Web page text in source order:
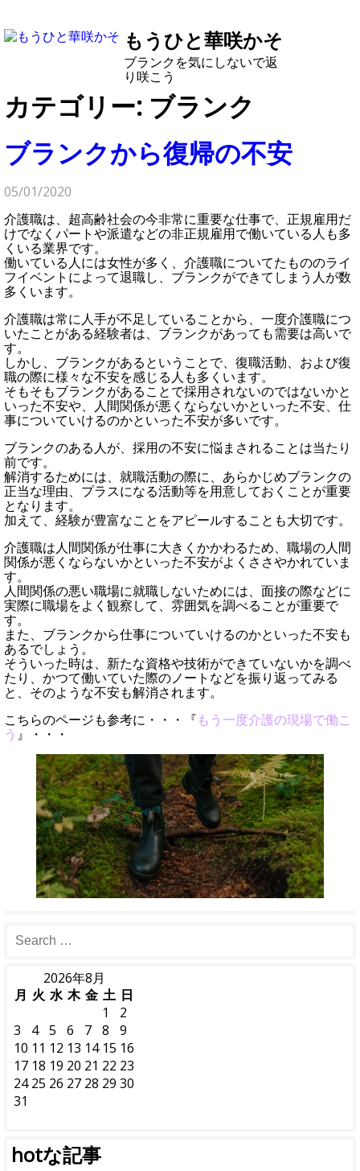
もうひと華咲かそ
ブランクを気にしないで返
り咲こう
カテゴリー: ブランク
ブランクから復帰の不安
05/01/2020
介護職は、超高齢社会の今非常に重要な仕事で、正規雇用だ
けでなくパートや派遣などの非正規雇用で働いている人も多
くいる業界です。
働いている人には女性が多く、介護職についてたもののライ
フイベントによって退職し、ブランクができてしまう人が数
多くいます。
介護職は常に人手が不足していることから、一度介護職につ
いたことがある経験者は、ブランクがあっても需要は高いで
す。
しかし、ブランクがあるということで、復職活動、および復
職の際に様々な不安を感じる人も多くいます。
そもそもブランクがあることで採用されないのではないかと
いった不安や、人間関係が悪くならないかといった不安、仕
事についていけるのかといった不安が多いです。
ブランクのある人が、採用の不安に悩まされることは当たり
前です。
解消するためには、就職活動の際に、あらかじめブランクの
正当な理由、プラスになる活動等を用意しておくことが重要
となります。
加えて、経験が豊富なことをアピールすることも大切です。
介護職は人間関係が仕事に大きくかかわるため、職場の人間
関係が悪くならないかといった不安がよくささやかれていま
す。
人間関係の悪い職場に就職しないためには、面接の際などに
実際に職場をよく観察して、雰囲気を調べることが重要で
す。
また、ブランクから仕事についていけるのかといった不安も
あるでしょう。
そういった時は、新たな資格や技術ができていないかを調べ
たり、かつて働いていた際のノートなどを振り返ってみる
と、そのような不安も解消されます。
こちらのページも参考に・・・『もう一度介護の現場で働こ
う 』・・・
2026年8月
月 火 水 木 金 土 日
1
2
3
4 5 6 7 8
9
10 11 12 13 14 15 16
17 18 19 20 21 22 23
24 25 26 27 28 29 30
31
hotな記事